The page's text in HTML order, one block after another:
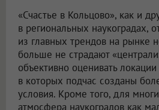
«Счастье в Кольцово», как и
в региональных наукоградах,
из главных трендов на рынке
больше не страдают
объективно оценивать
в которых подчас созданы
условия. Кроме того, для
атмосфера наукоградов как